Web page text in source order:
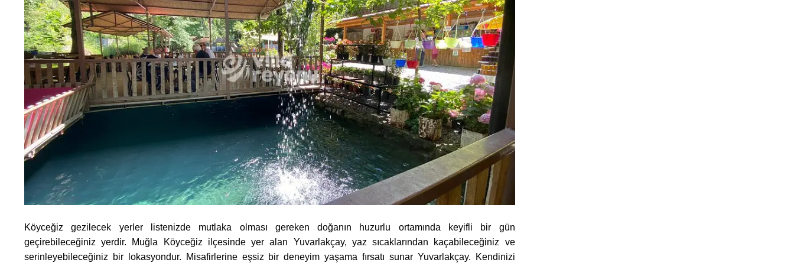
Köyceğiz gezilecek yerler listenizde mutlaka olması gereken doğanın huzurlu ortamında keyifli bir gün
geçirebileceğiniz yerdir. Muğla Köyceğiz ilçesinde yer alan Yuvarlakçay, yaz sıcaklarından kaçabileceğiniz ve
serinleyebileceğiniz bir lokasyondur. Misafirlerine eşsiz bir deneyim yaşama fırsatı sunar Yuvarlakçay. Kendinizi